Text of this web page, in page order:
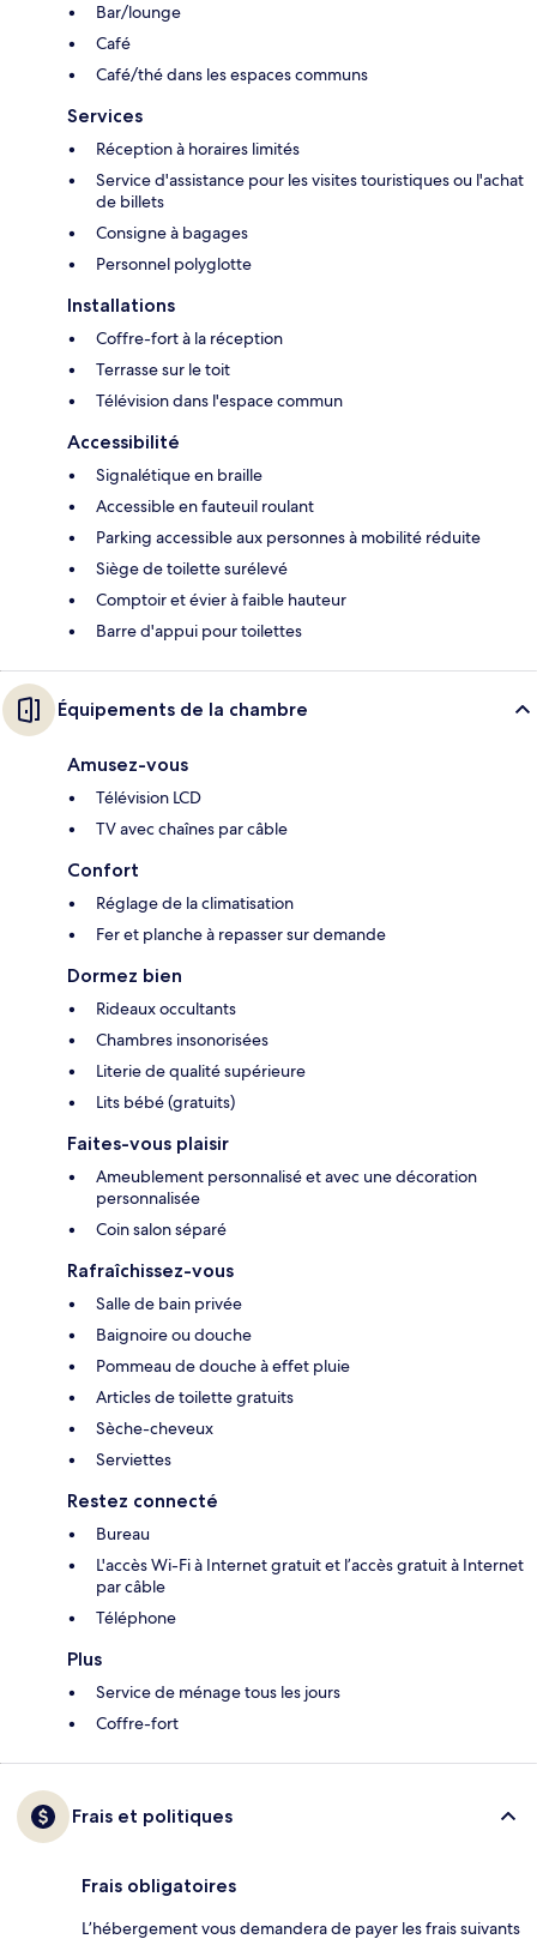
Bar/lounge
Café
Café/thé dans les espaces communs
Services
Réception à horaires limités
Service d'assistance pour les visites touristiques ou l'achat
de billets
Consigne à bagages
Personnel polyglotte
Installations
Coffre-fort à la réception
Terrasse sur le toit
Télévision dans l'espace commun
Accessibilité
Signalétique en braille
Accessible en fauteuil roulant
Parking accessible aux personnes à mobilité réduite
Siège de toilette surélevé
Comptoir et évier à faible hauteur
Barre d'appui pour toilettes
Équipements de la chambre
Amusez-vous
Télévision LCD
TV avec chaînes par câble
Confort
Réglage de la climatisation
Fer et planche à repasser sur demande
Dormez bien
Rideaux occultants
Chambres insonorisées
Literie de qualité supérieure
Lits bébé (gratuits)
Faites-vous plaisir
Ameublement personnalisé et avec une décoration
personnalisée
Coin salon séparé
Rafraîchissez-vous
Salle de bain privée
Baignoire ou douche
Pommeau de douche à effet pluie
Articles de toilette gratuits
Sèche-cheveux
Serviettes
Restez connecté
Bureau
L'accès Wi-Fi à Internet gratuit et l’accès gratuit à Internet
par câble
Téléphone
Plus
Service de ménage tous les jours
Coffre-fort
Frais et politiques
Frais obligatoires
L’hébergement vous demandera de payer les frais suivants